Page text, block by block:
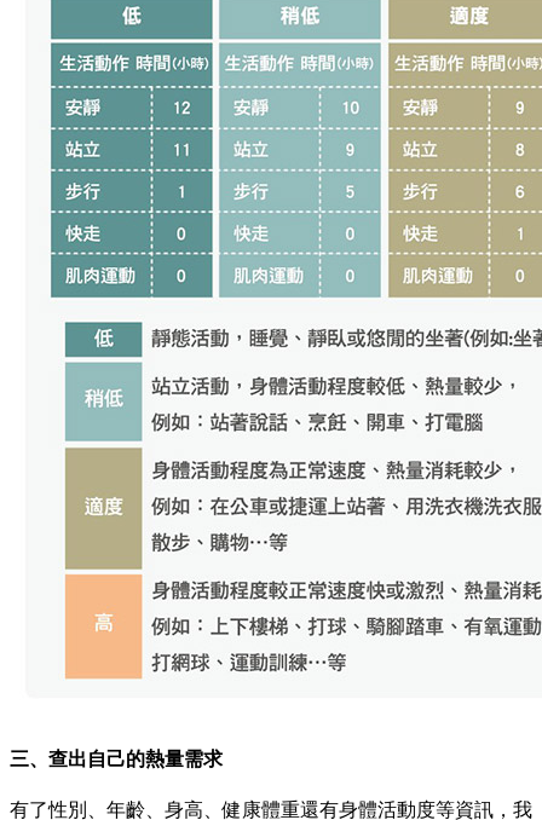
三、查出自己的熱量需求
有了性別、年齡、身高、健康體重還有身體活動度等資訊，我